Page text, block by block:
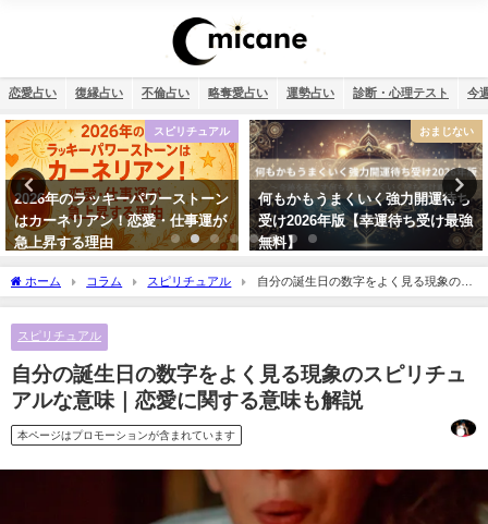
恋愛占い 復縁占い 不倫占い 略奪愛占い 運勢占い 診断・心理テスト 今
おまじない
何もかもうまくいく強力開運待ち
受け2026年版【幸運待ち受け最強
無料】
復縁
タロット占い・元彼の今の私に対
する気持ちは？どう思ってる？
ホーム コラム スピリチュアル
自分の誕生日の数字をよく見る現象のス
ピリチュアルな意味｜恋愛に関する意味も解説
スピリチュアル
自分の誕生日の数字をよく見る現象のスピリチュ
アルな意味｜恋愛に関する意味も解説
本ページはプロモーションが含まれています